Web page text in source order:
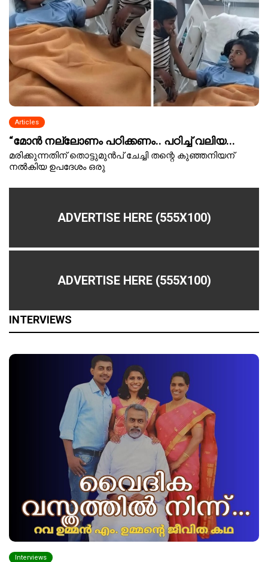
Articles
“മോൻ നല്ലോണം പഠിക്കണം.. പഠിച്ച് വലിയ...
മരിക്കുന്നതിന് തൊട്ടുമുൻപ് ചേച്ചി തന്റെ കുഞ്ഞനിയന്
നൽകിയ ഉപദേശം ഒരു
ADVERTISE HERE (555X100)
ADVERTISE HERE (555X100)
INTERVIEWS
Interviews